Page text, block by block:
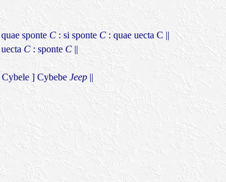
quae sponte C : si sponte C : quae uecta C ||
uecta C : sponte C ||
Cybele ] Cybebe Jeep ||